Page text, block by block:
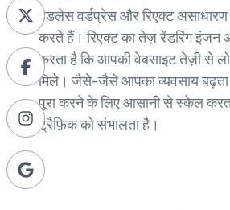
हेडलेस वर्डप्रेस और रिएक्ट
करते हैं। रिएक्ट का तेज़ रेंडरिंग
करता है कि आपकी वेबसाइट तेज़ी से
मिले। जैसे-जैसे आपका व्यवसाय बढ़ता
पूरा करने के लिए आसानी से स्केल करता
ट्रैफ़िक को संभालता है।